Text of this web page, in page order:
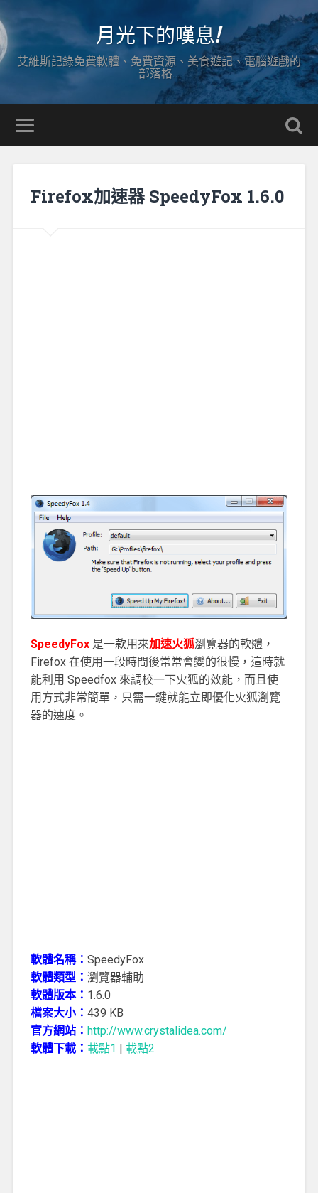
月光下的嘆息!
艾維斯記錄免費軟體、免費資源、美食遊記、電腦遊戲的
部落格…
Firefox加速器 SpeedyFox 1.6.0
SpeedyFox是一款用來加速火狐瀏覽器的軟體，
Firefox 在使用一段時間後常常會變的很慢，這時就
能利用 Speedfox 來調校一下火狐的效能，而且使
用方式非常簡單，只需一鍵就能立即優化火狐瀏覽
器的速度。
軟體名稱： SpeedyFox
軟體類型： 瀏覽器輔助
軟體版本： 1.6.0
檔案大小： 439 KB
官方網站： http://www.crystalidea.com/
軟體下載： 載點1 載點2